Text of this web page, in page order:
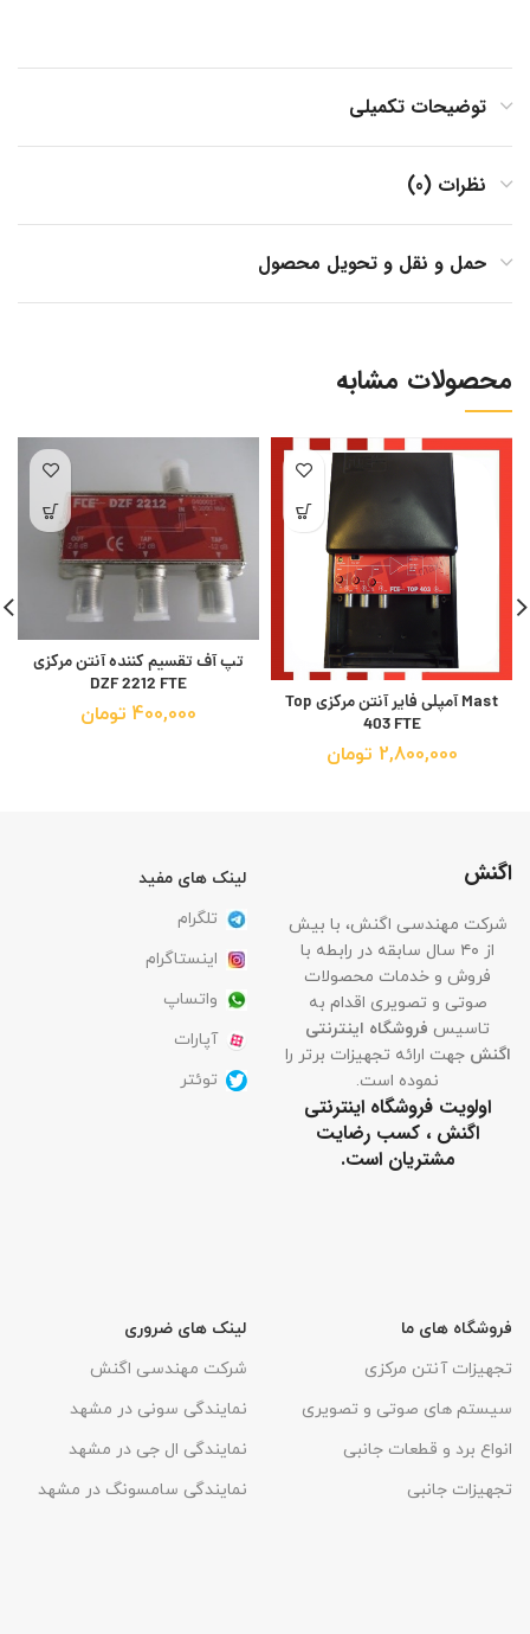
توضیحات تکمیلی
نظرات (0)
حمل و نقل و تحویل محصول
محصولات مشابه
Mast آمپلی فایر آنتن مرکزی Top
403 FTE
2,800,000 تومان
تپ آف تقسیم کننده آنتن مرکزی
DZF 2212 FTE
400,000 تومان
اگنش
شرکت مهندسی اگنش، با بیش
از ۴۰ سال سابقه در رابطه با
فروش و خدمات محصولات
صوتی و تصویری اقدام به
تاسیس فروشگاه اینترنتی
اگنش جهت ارائه تجهیزات برتر را
نموده است.
اولویت فروشگاه اینترنتی
اگنش ، کسب رضایت
مشتریان است.
لینک های مفید
تلگرام
اینستاگرام
واتساپ
آپارات
توئتر
فروشگاه های ما
تجهیزات آنتن مرکزی
سیستم های صوتی و تصویری
انواع برد و قطعات جانبی
تجهیزات جانبی
لینک های ضروری
شرکت مهندسی اگنش
نمایندگی سونی در مشهد
نمایندگی ال جی در مشهد
نمایندگی سامسونگ در مشهد